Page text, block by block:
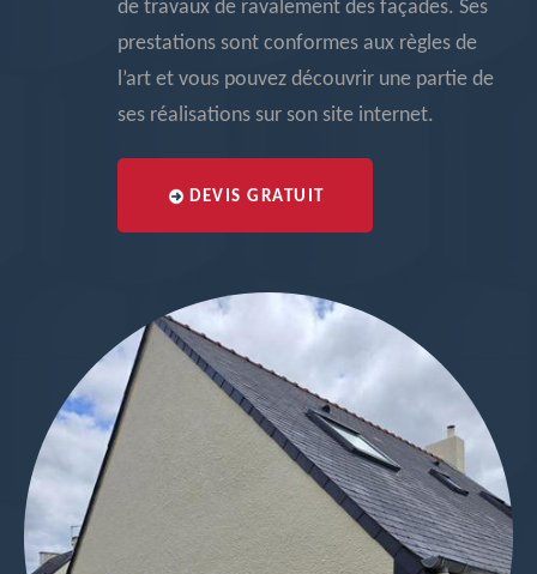
de travaux de ravalement des façades. Ses
prestations sont conformes aux règles de
l’art et vous pouvez découvrir une partie de
ses réalisations sur son site internet.
DEVIS GRATUIT